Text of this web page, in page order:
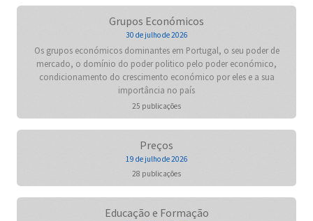
Grupos Económicos
30 de julho de 2026
Os grupos económicos dominantes em Portugal, o seu poder de
mercado, o domínio do poder politico pelo poder económico,
condicionamento do crescimento económico por eles e a sua
importância no país
25 publicações
Preços
19 de julho de 2026
28 publicações
Educação e Formação